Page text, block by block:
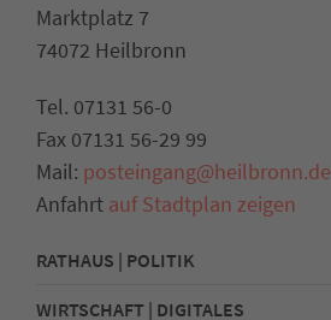
Marktplatz 7
74072 Heilbronn
Tel. 07131 56-0
Fax 07131 56-29 99
Mail: posteingang@heilbronn.de
Anfahrt auf Stadtplan zeigen
RATHAUS | POLITIK
WIRTSCHAFT | DIGITALES